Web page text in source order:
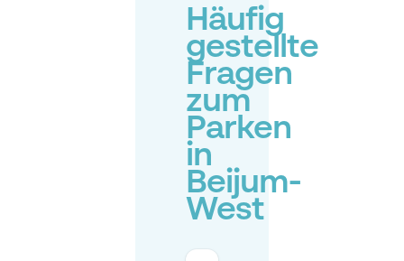
Häufig
gestellte
Fragen
zum
Parken
in
Beijum-
West